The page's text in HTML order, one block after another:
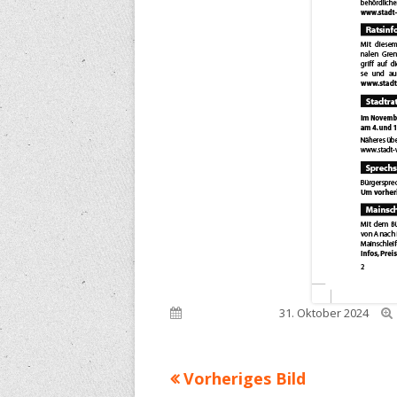
Veröffentlicht am31. Oktober 2024
Vorheriges Bild